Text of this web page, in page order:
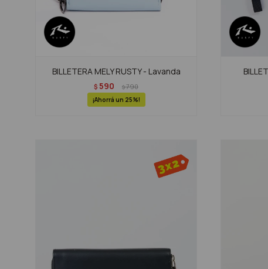
BILLETERA MELY RUSTY - Lavanda
$ 590 $790
25